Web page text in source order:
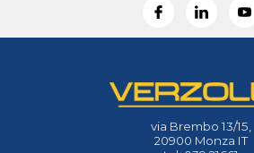
via Brembo 13/15,
20900 Monza IT